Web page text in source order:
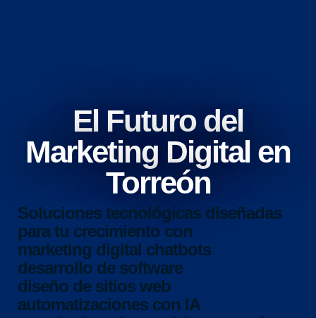
El Futuro del
Marketing Digital en
Torreón
Soluciones tecnológicas diseñadas
para tu crecimiento con
marketing digital chatbots
desarrollo de software
diseño de sitios web
automatizaciones con IA